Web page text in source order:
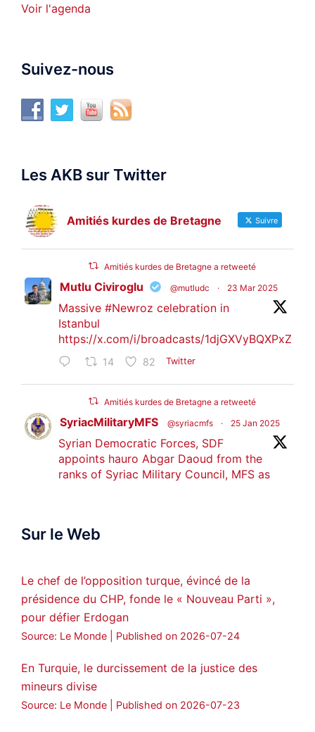
Voir l'agenda
Suivez-nous
Les AKB sur Twitter
Amitiés kurdes de Bretagne Suivre
Amitiés kurdes de Bretagne a retweeté
Mutlu Civiroglu @mutludc · 23 Mar 2025
Massive #Newroz celebration in
Istanbul
https://x.com/i/broadcasts/1djGXVyBQXPxZ
14 82 Twitter
Amitiés kurdes de Bretagne a retweeté
SyriacMilitaryMFS @syriacmfs · 25 Jan 2025
Syrian Democratic Forces, SDF
appoints hauro Abgar Daoud from the
ranks of Syriac Military Council, MFS as
ܟܫܝܪܘܬܐ ܒܘܠܝܬܐ ܚܘܪܐ ܐܒܓܪ
Amitiés kurdes de Bretagne a retweeté
MedyaNews
🔴DEM Party Imrali delegation made a
#AbdullahÖcalan
#ImralıIsland
Sur le Web
Le chef de l’opposition turque, évincé de la
présidence du CHP, fonde le « Nouveau Parti »,
pour défier Erdogan
Source: Le Monde Published on 2026-07-24
En Turquie, le durcissement de la justice des
mineurs divise
Source: Le Monde Published on 2026-07-23